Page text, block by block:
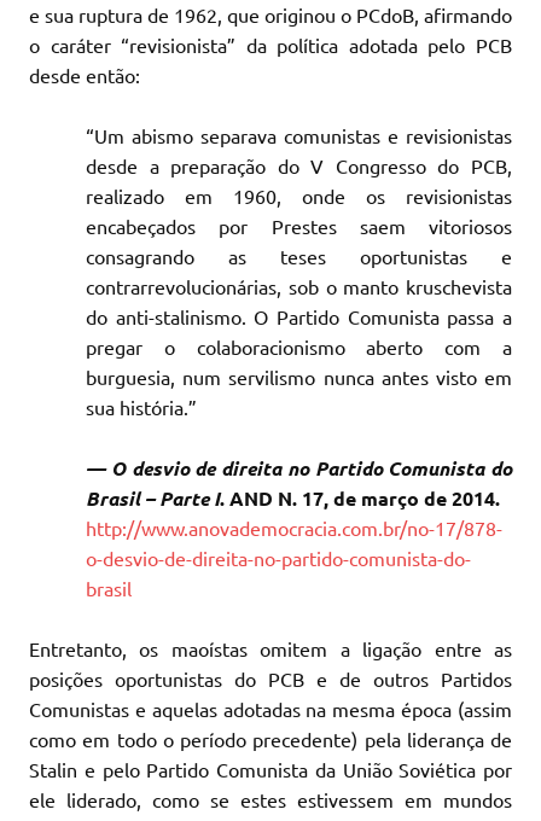
e sua ruptura de 1962, que originou o PCdoB, afirmando
o caráter “revisionista” da política adotada pelo PCB
desde então:
“Um abismo separava comunistas e revisionistas
desde a preparação do V Congresso do PCB,
realizado em 1960, onde os revisionistas
encabeçados por Prestes saem vitoriosos
consagrando as teses oportunistas e
contrarrevolucionárias, sob o manto kruschevista
do anti-stalinismo. O Partido Comunista passa a
pregar o colaboracionismo aberto com a
burguesia, num servilismo nunca antes visto em
sua história.”
— O desvio de direita no Partido Comunista do
Brasil – Parte I. AND N. 17, de março de 2014.
http://www.anovademocracia.com.br/no-17/878-
o-desvio-de-direita-no-partido-comunista-do-
brasil
Entretanto, os maoístas omitem a ligação entre as
posições oportunistas do PCB e de outros Partidos
Comunistas e aquelas adotadas na mesma época (assim
como em todo o período precedente) pela liderança de
Stalin e pelo Partido Comunista da União Soviética por
ele liderado, como se estes estivessem em mundos